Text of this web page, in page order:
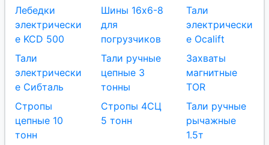
Лебедки
электрически
е KCD 500
Шины 16x6-8
для
погрузчиков
Тали
электрически
е Ocalift
Тали
электрически
е Сибталь
Тали ручные
цепные 3
тонны
Захваты
магнитные
TOR
Стропы
цепные 10
тонн
Стропы 4СЦ
5 тонн
Тали ручные
рычажные
1.5т